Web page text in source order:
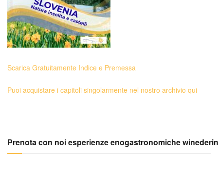
Scarica Gratuitamente Indice e Premessa
Puoi acquistare i capitoli singolarmente nel nostro archivio qui
Prenota con noi esperienze enogastronomiche